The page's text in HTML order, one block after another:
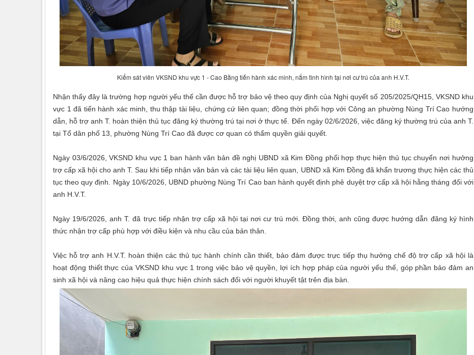
Kiểm sát viên VKSND khu vực 1 - Cao Bằng tiến hành xác minh, nắm tình hình tại nơi cư trú của anh H.V.T.
Nhận thấy đây là trường hợp người yếu thế cần được hỗ trợ bảo vệ theo quy định của Nghị quyết số 205/2025/QH15, VKSND khu
vực 1 đã tiến hành xác minh, thu thập tài liệu, chứng cứ liên quan; đồng thời phối hợp với Công an phường Nùng Trí Cao hướng
dẫn, hỗ trợ anh T. hoàn thiện thủ tục đăng ký thường trú tại nơi ở thực tế. Đến ngày 02/6/2026, việc đăng ký thường trú của anh T.
tại Tổ dân phố 13, phường Nùng Trí Cao đã được cơ quan có thẩm quyền giải quyết.
Ngày 03/6/2026, VKSND khu vực 1 ban hành văn bản đề nghị UBND xã Kim Đồng phối hợp thực hiện thủ tục chuyển nơi hưởng
trợ cấp xã hội cho anh T. Sau khi tiếp nhận văn bản và các tài liệu liên quan, UBND xã Kim Đồng đã khẩn trương thực hiện các thủ
tục theo quy định. Ngày 10/6/2026, UBND phường Nùng Trí Cao ban hành quyết định phê duyệt trợ cấp xã hội hằng tháng đối với
anh H.V.T.
Ngày 19/6/2026, anh T. đã trực tiếp nhận trợ cấp xã hội tại nơi cư trú mới. Đồng thời, anh cũng được hướng dẫn đăng ký hình
thức nhận trợ cấp phù hợp với điều kiện và nhu cầu của bản thân.
Việc hỗ trợ anh H.V.T. hoàn thiện các thủ tục hành chính cần thiết, bảo đảm được trực tiếp thụ hưởng chế độ trợ cấp xã hội là
hoạt động thiết thực của VKSND khu vực 1 trong việc bảo vệ quyền, lợi ích hợp pháp của người yếu thế, góp phần bảo đảm an
sinh xã hội và nâng cao hiệu quả thực hiện chính sách đối với người khuyết tật trên địa bàn.